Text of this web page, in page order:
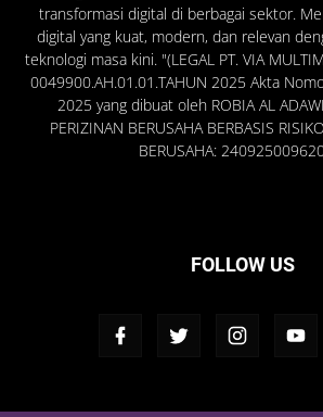
transformasi digital di berbagai sektor.
digital yang kuat, modern, dan relevan
teknologi masa kini. "(LEGAL PT. VIA
0049900.AH.01.01.TAHUN 2025 Akta
2025 yang dibuat oleh ROBIA AL
PERIZINAN BERUSAHA BERBASIS
BERUSAHA:
FOLLOW US